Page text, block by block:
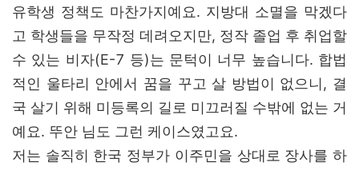
유학생 정책도 마찬가지예요. 지방대 소멸을 막겠다
고 학생들을 무작정 데려오지만, 정작 졸업 후 취업할
수 있는 비자(E-7 등)는 문턱이 너무 높습니다. 합법
적인 울타리 안에서 꿈을 꾸고 살 방법이 없으니, 결
국 살기 위해 미등록의 길로 미끄러질 수밖에 없는 거
예요. 뚜안 님도 그런 케이스였고요.
저는 솔직히 한국 정부가 이주민을 상대로 장사를 하